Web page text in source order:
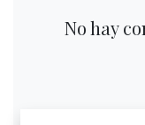
No hay